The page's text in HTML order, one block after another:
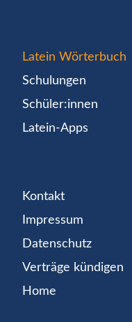
Latein Wörterbuch
Schulungen
Schüler:innen
Latein-Apps
Kontakt
Impressum
Datenschutz
Verträge kündigen
Home